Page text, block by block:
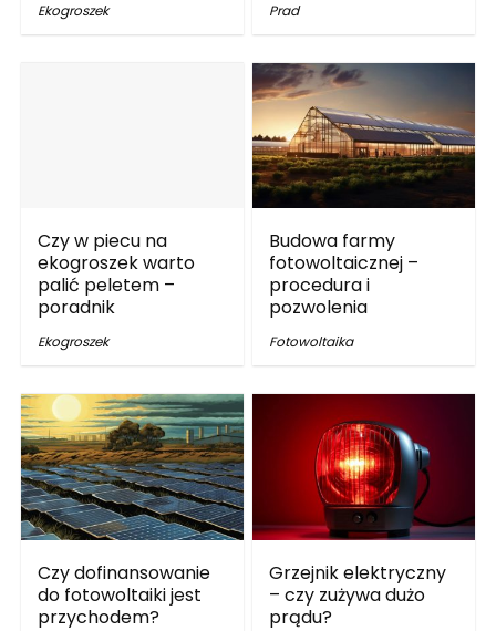
Ekogroszek Prad
Czy w piecu na
ekogroszek warto
palić peletem –
poradnik
Ekogroszek
Budowa farmy
fotowoltaicznej –
procedura i
pozwolenia
Fotowoltaika
Czy dofinansowanie
do fotowoltaiki jest
przychodem?
Grzejnik elektryczny
– czy zużywa dużo
prądu?